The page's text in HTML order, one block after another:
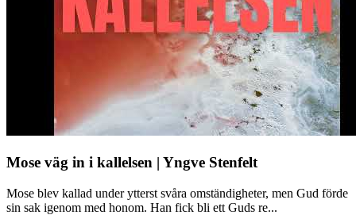
Mose väg in i kallelsen | Yngve Stenfelt
Mose blev kallad under ytterst svåra omständigheter, men Gud förde
sin sak igenom med honom. Han fick bli ett Guds re...